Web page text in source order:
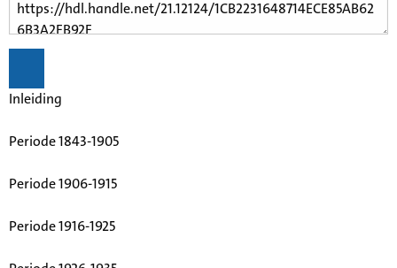
Inleiding
Periode 1843-1905
Periode 1906-1915
Periode 1916-1925